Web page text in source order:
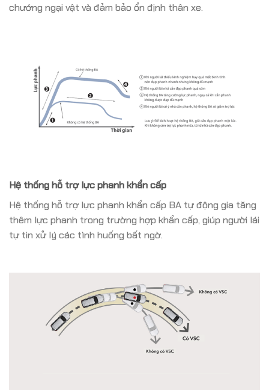
chướng ngại vật và đảm bảo ổn định thân xe.
Hệ thống hỗ trợ lực phanh khẩn cấp
Hệ thống hỗ trợ lực phanh khẩn cấp BA tự động gia tăng
thêm lực phanh trong trường hợp khẩn cấp, giúp người lái
tự tin xử lý các tình huống bất ngờ.